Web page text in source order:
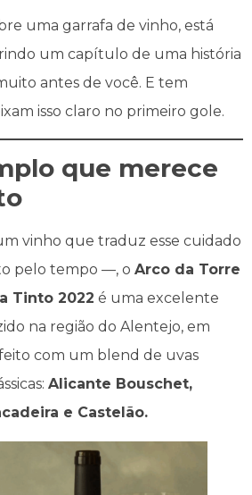
uma garrafa de vinho, está
um capítulo de uma história
antes de você. E tem
isso claro no primeiro gole.
que merece
vinho que traduz esse cuidado
pelo tempo —, o Arco da Torre
Tinto 2022 é uma excelente
na região do Alentejo, em
com um blend de uvas
Alicante Bouschet,
e Castelão.